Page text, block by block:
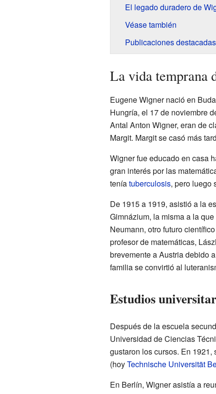
El legado duradero de
Véase también
Publicaciones destacadas
La vida temprana
Eugene Wigner nació en
Hungría, el 17 de noviembre
Antal Anton Wigner, eran de
Margit. Margit se casó más
Wigner fue educado en casa
gran interés por las
teníatuberculosis, pero luego
De 1915 a 1919, asistió a la
Gimnázium, la misma a la
Neumann, otro futuro
profesor de matemáticas,
brevemente a Austria debido
familia se convirtió al
Estudios
Después de la escuela
Universidad de Ciencias
gustaron los cursos. En 1921,
(hoyTechnische Universität
En Berlín, Wigner asistía a